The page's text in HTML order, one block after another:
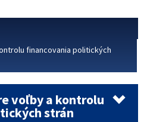
financovania politických
voľby a kontrolu
strán